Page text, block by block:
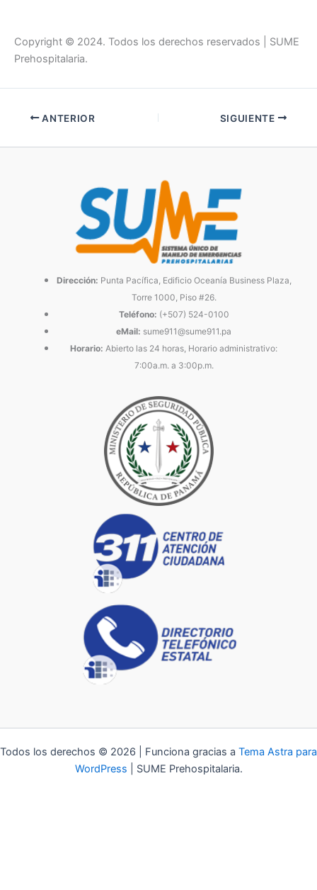
Copyright © 2024. Todos los derechos reservados | SUME
Prehospitalaria.
ANTERIOR SIGUIENTE
Dirección: Punta Pacífica, Edificio Oceanía Business Plaza,
Torre 1000, Piso #26.
Teléfono: (+507) 524-0100
eMail: sume911@sume911.pa
Horario: Abierto las 24 horas, Horario administrativo:
7:00a.m. a 3:00p.m.
Todos los derechos © 2026 | Funciona gracias a Tema Astra para
WordPress | SUME Prehospitalaria.